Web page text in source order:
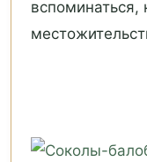
вспоминаться,